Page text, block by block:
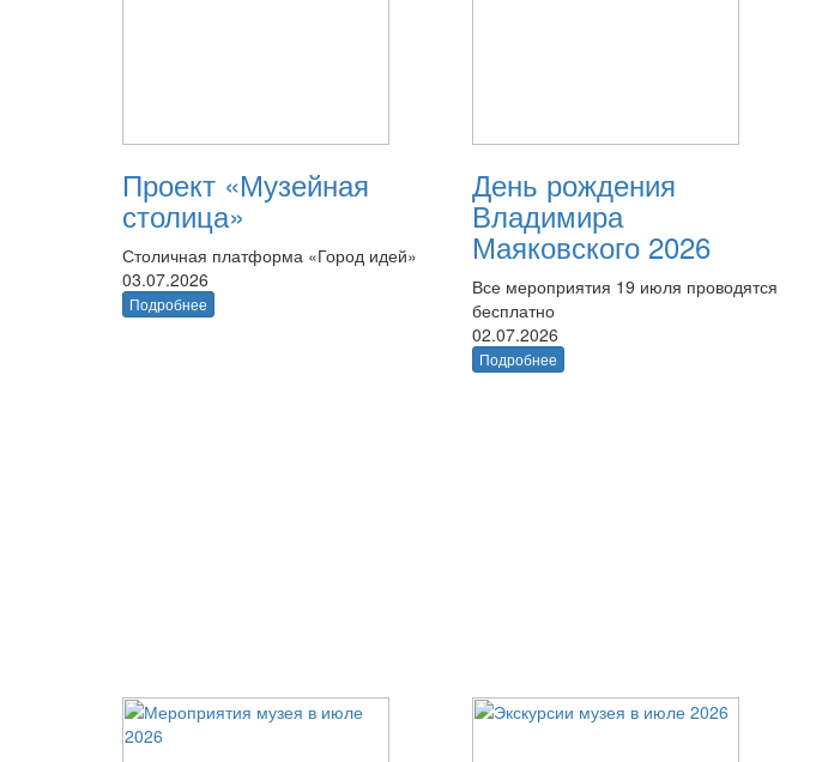
Проект «Музейная
столица»
Столичная платформа «Город идей»
03.07.2026
Подробнее
День рождения
Владимира
Маяковского 2026
Все мероприятия 19 июля проводятся
бесплатно
02.07.2026
Подробнее